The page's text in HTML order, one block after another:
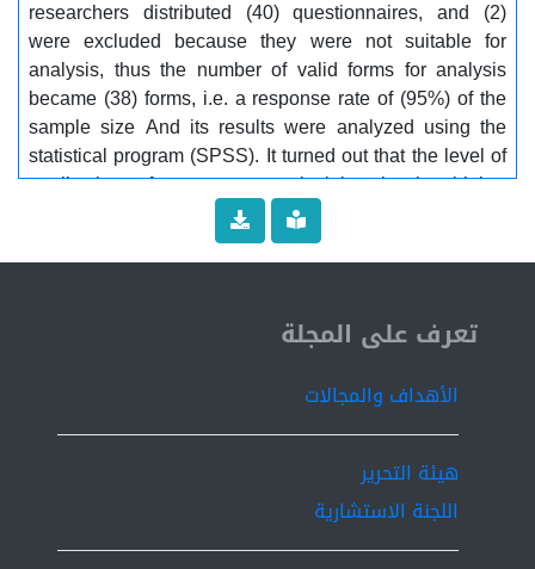
researchers distributed (40) questionnaires, and (2)
were excluded because they were not suitable for
analysis, thus the number of valid forms for analysis
became (38) forms, i.e. a response rate of (95%) of the
sample size And its results were analyzed using the
statistical program (SPSS). It turned out that the level of
application of governance principles in the higher
technical institutions under study was low, and one of
the recommendations was to work on raising the
application of governance principles in higher technical
Key Words: governance, higher technical institutions
ISSN 2519-9854
تعرف على المجلة
الأهداف والمجالات
هيئة التحرير
اللجنة الاستشارية